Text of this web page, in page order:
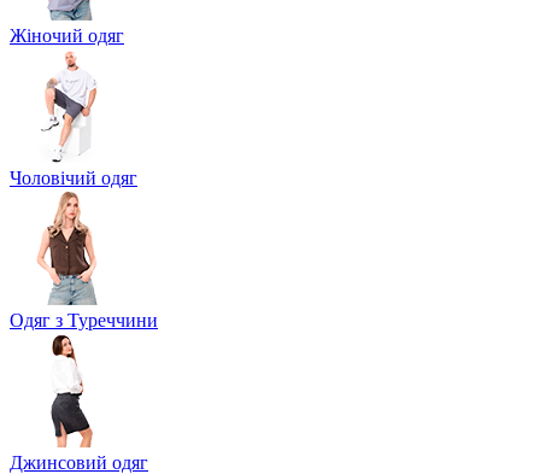
Жіночий одяг
Чоловічий одяг
Одяг з Туреччини
Джинсовий одяг